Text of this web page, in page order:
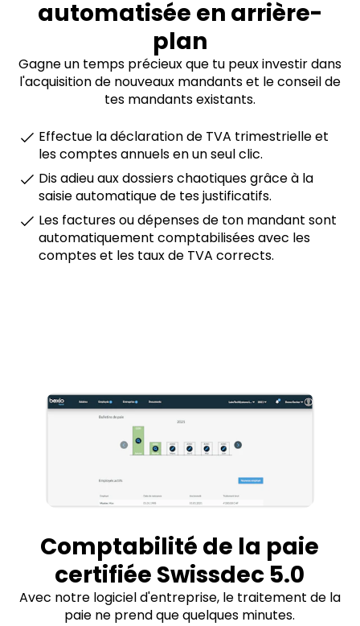
automatisée en arrière-
plan
Gagne un temps précieux que tu peux investir dans
l'acquisition de nouveaux mandants et le conseil de
tes mandants existants.
Effectue la déclaration de TVA trimestrielle et
les comptes annuels en un seul clic.
Dis adieu aux dossiers chaotiques grâce à la
saisie automatique de tes justificatifs.
Les factures ou dépenses de ton mandant sont
automatiquement comptabilisées avec les
comptes et les taux de TVA corrects.
Comptabilité de la paie
certifiée Swissdec 5.0
Avec notre logiciel d'entreprise, le traitement de la
paie ne prend que quelques minutes.